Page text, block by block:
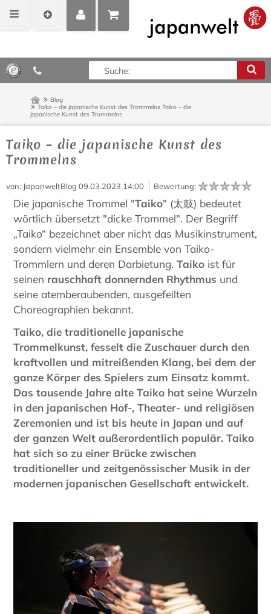
MEIN
POSITIONEN
ANZEIGEN
0,00 €*
Blog
Taiko – die japanische Kunst des TrommelnsTaiko – die
japanische Kunst des Trommelns
Taiko – die japanische Kunst des
Trommelns
von: JapanweltBlog 09.03.2023 14:00 Bewertung:
Die japanische Trommel "Taiko" (太鼓) bedeutet
wörtlich übersetzt "dicke Trommel". Der Begriff
„Taiko“ bezeichnet aber nicht das Musikinstrument,
sondern vielmehr ein Ensemble von Taiko-
Trommlern und deren Darbietung. Taiko ist für
seinen rauschhaft donnernden Rhythmus und
seine atemberaubenden, ausgefeilten
Choreographien bekannt.
Taiko, die traditionelle japanische
Trommelkunst, fesselt die Zuschauer durch den
kraftvollen und mitreißenden Klang, bei dem der
ganze Körper des Spielers zum Einsatz kommt.
Das tausende Jahre alte Taiko hat seine Wurzeln
in den japanischen Hof-, Theater- und religiösen
Zeremonien und ist bis heute in Japan und auf
der ganzen Welt außerordentlich populär. Taiko
hat sich so zu einer Brücke zwischen
traditioneller und zeitgenössischer Musik in der
modernen japanischen Gesellschaft entwickelt.